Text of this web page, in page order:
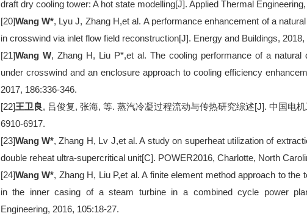
draft dry cooling tower: A hot state modelling[J]. Applied Thermal
[20]Wang W*, Lyu J, Zhang H,et al. A performance enhancement of a
in crosswind via inlet flow field reconstruction[J]. Energy and Buildings, 2018,
[21]Wang W, Zhang H, Liu P*,et al. The cooling performance of a natural
under crosswind and an enclosure approach to cooling efficiency
2017, 186:336-346.
[22]王卫良, 吕俊复, 张海, 等. 蒸汽冷凝过程流动与传热研究综述[J]. 中国电
6910-6917.
[23]Wang W*, Zhang H, Lv J,et al. A study on superheat utilization of
double reheat ultra-supercritical unit[C]. POWER2016, Charlotte, North
[24]Wang W*, Zhang H, Liu P,et al. A finite element method approach to the
in the inner casing of a steam turbine in a combined cycle power
Engineering, 2016, 105:18-27.